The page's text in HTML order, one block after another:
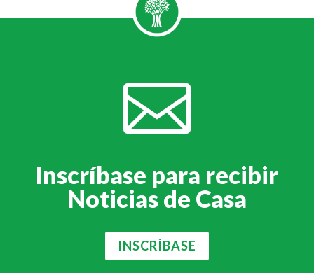

Inscríbase para recibir
Noticias de Casa
INSCRÍBASE